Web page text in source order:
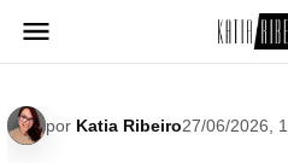
para
por Katia Ribeiro27/06/2026,